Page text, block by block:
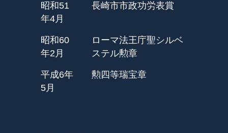
昭和51
年4月
長崎市市政功労表賞
昭和60
年2月
ローマ法王庁聖シルベ
ステル勲章
平成6年
5月
勲四等瑞宝章